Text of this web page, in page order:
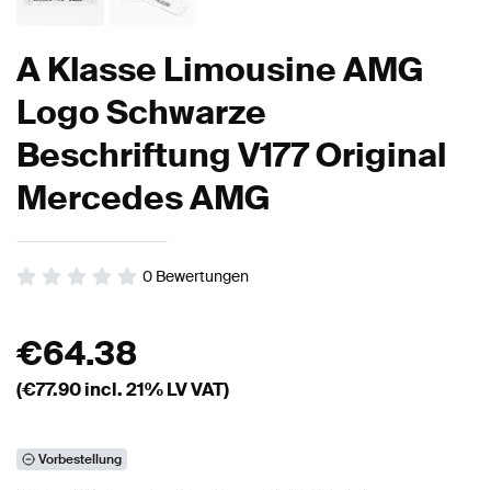
A Klasse Limousine AMG
Logo Schwarze
Beschriftung V177 Original
Mercedes AMG
0 Bewertungen
€64.38
(€77.90incl. 21% LV VAT)
Vorbestellung